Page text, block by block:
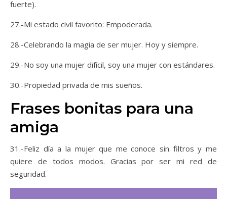
fuerte).
27.-Mi estado civil favorito: Empoderada.
28.-Celebrando la magia de ser mujer. Hoy y siempre.
29.-No soy una mujer difícil, soy una mujer con estándares.
30.-Propiedad privada de mis sueños.
Frases bonitas para una
amiga
31.-Feliz día a la mujer que me conoce sin filtros y me
quiere de todos modos. Gracias por ser mi red de
seguridad.